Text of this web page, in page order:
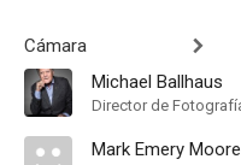
Cámara
Michael Ballhaus
Director de
Mark Emery Moore